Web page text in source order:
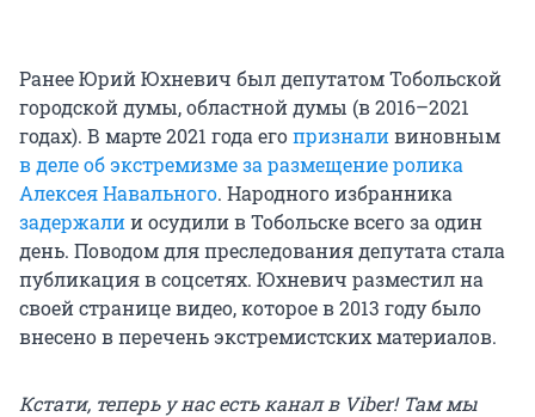
Ранее Юрий Юхневич был депутатом Тобольской
городской думы, областной думы (в 2016–2021
годах). В марте 2021 года егопризналивиновным
в деле об экстремизме за размещение ролика
Алексея Навального. Народного избранника
задержалии осудили в Тобольске всего за один
день. Поводом для преследования депутата стала
публикация в соцсетях. Юхневич разместил на
своей странице видео, которое в 2013 году было
внесено в перечень экстремистских материалов.
Кстати, теперь у нас есть канал в Viber! Там мы